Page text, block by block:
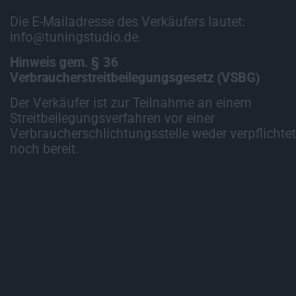
Die E-Mailadresse des Verkäufers lautet:
info@tuningstudio.de.
Hinweis gem. § 36
Verbraucherstreitbeilegungsgesetz (VSBG)
Der Verkäufer ist zur Teilnahme an einem
Streitbeilegungsverfahren vor einer
Verbraucherschlichtungsstelle weder verpflichtet
noch bereit.